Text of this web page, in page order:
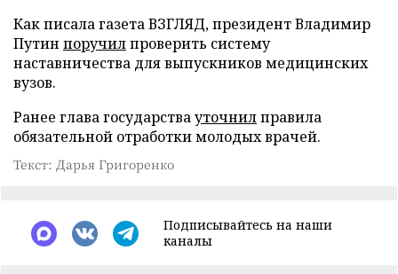
Как писала газета ВЗГЛЯД, президент Владимир
Путин поручилпроверить систему
наставничества для выпускников медицинских
вузов.
Ранее глава государствауточнилправила
обязательной отработки молодых врачей.
Текст: Дарья Григоренко
Подписывайтесь на наши
каналы